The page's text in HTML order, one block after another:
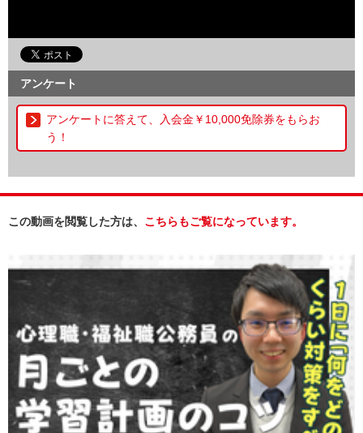
アンケート
アンケートに答えて、入会金￥10,000免除券をもらお
う！
この動画を閲覧した方は、 こちらもご覧になっています。